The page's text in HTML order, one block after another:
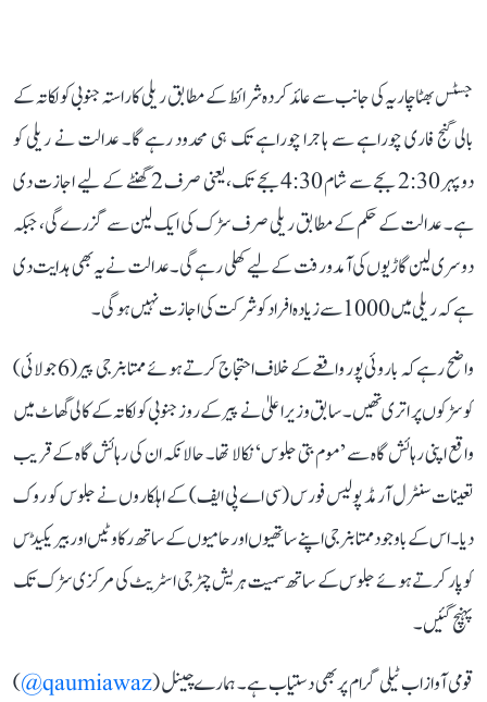
جسٹس بھٹاچاریہ کی جانب سے عائد کردہ شرائط کے مطابق ریلی کا راستہ جنوبی کولکاتہ کے
بالی گنج فاری چوراہے سے ہاجرا چوراہے تک ہی محدود رہے گا۔ عدالت نے ریلی کو
دوپہر 2:30 بجے سے شام 4:30 بجے تک، یعنی صرف 2 گھنٹے کے لیے اجازت دی
ہے۔ عدالت کے حکم کے مطابق ریلی صرف سڑک کی ایک لین سے گزرے گی، جبکہ
دوسری لین گاڑیوں کی آمدورفت کے لیے کھلی رہے گی۔ عدالت نے یہ بھی ہدایت دی
ہے کہ ریلی میں 1000 سے زیادہ افراد کو شرکت کی اجازت نہیں ہوگی۔
واضح رہے کہ باروئی پور واقعے کے خلاف احتجاج کرتے ہوئے ممتا بنرجی پیر (6 جولائی)
کو سڑکوں پر اتری تھیں۔ سابق وزیر اعلیٰ نے پیر کے روز جنوبی کولکاتہ کے کالی گھاٹ میں
واقع اپنی رہائش گاہ سے ’موم بتی جلوس‘ نکالا تھا۔ حالانکہ ان کی رہائش گاہ کے قریب
تعینات سنٹرل آرمڈ پولیس فورس (سی اے پی ایف) کے اہلکاروں نے جلوس کو روک
دیا۔ اس کے باوجود ممتا بنرجی اپنے ساتھیوں اور حامیوں کے ساتھ رکاوٹیں اور بیریکیڈس
کو پار کرتے ہوئے جلوس کے ساتھ سمیت ہریش چٹرجی اسٹریٹ کی مرکزی سڑک تک
پہنچ گئیں۔
قومی آواز اب ٹیلی گرام پر بھی دستیاب ہے۔ ہمارے چینل (qaumiawaz@
)